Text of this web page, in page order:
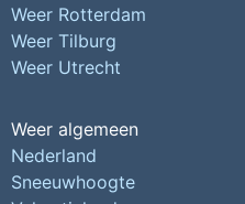
Weer Rotterdam
Weer Tilburg
Weer Utrecht
Weer algemeen
Nederland
Sneeuwhoogte